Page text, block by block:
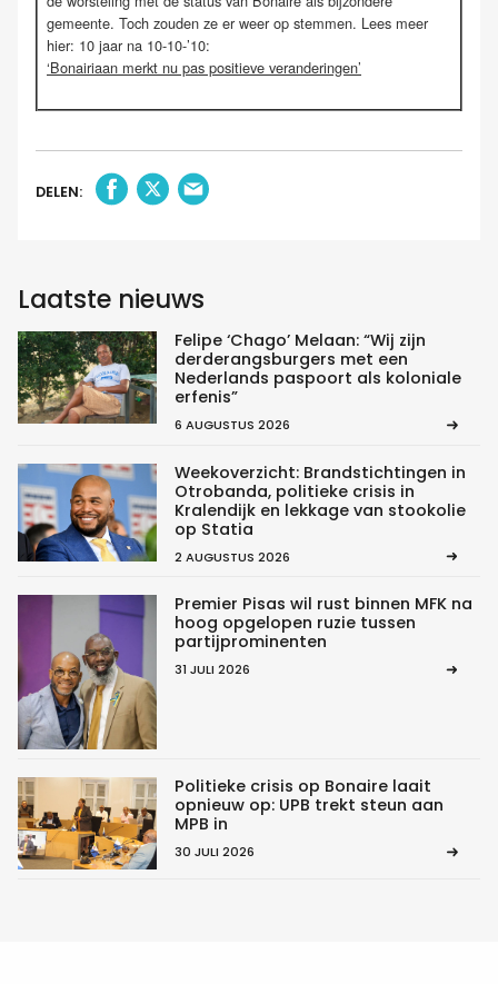
gemeente. Toch zouden ze er weer op stemmen. Lees meer
hier: 10 jaar na 10-10-’10:
‘Bonairiaan merkt nu pas positieve veranderingen’
DELEN:
Laatste nieuws
Felipe ‘Chago’ Melaan: “Wij zijn
derderangsburgers met een
Nederlands paspoort als koloniale
erfenis”
6 AUGUSTUS 2026
Weekoverzicht: Brandstichtingen in
Otrobanda, politieke crisis in
Kralendijk en lekkage van stookolie
op Statia
2 AUGUSTUS 2026
Premier Pisas wil rust binnen MFK na
hoog opgelopen ruzie tussen
partijprominenten
31 JULI 2026
Politieke crisis op Bonaire laait
opnieuw op: UPB trekt steun aan
MPB in
30 JULI 2026